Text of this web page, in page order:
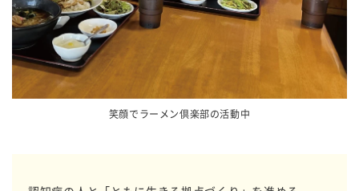
笑顔でラーメン倶楽部の活動中